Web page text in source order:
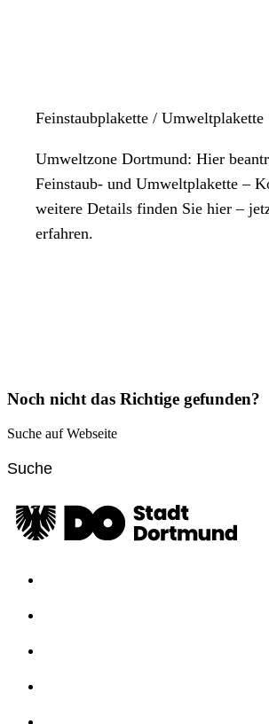
Feinstaubplakette / Umweltplakette
Umweltzone Dortmund: Hier
Feinstaub- und Umweltplakette –
weitere Details finden Sie hier –
erfahren.
Noch nicht das Richtige gefunden?
Suche auf Webseite